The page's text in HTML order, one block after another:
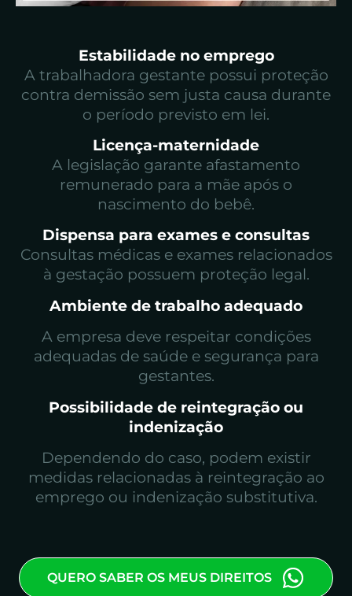
Estabilidade no emprego
A trabalhadora gestante possui proteção
contra demissão sem justa causa durante
o período previsto em lei.
Licença-maternidade
A legislação garante afastamento
remunerado para a mãe após o
nascimento do bebê.
Dispensa para exames e consultas
Consultas médicas e exames relacionados
à gestação possuem proteção legal.
Ambiente de trabalho adequado
A empresa deve respeitar condições
adequadas de saúde e segurança para
gestantes.
Possibilidade de reintegração ou
indenização
Dependendo do caso, podem existir
medidas relacionadas à reintegração ao
emprego ou indenização substitutiva.
QUERO SABER OS MEUS DIREITOS